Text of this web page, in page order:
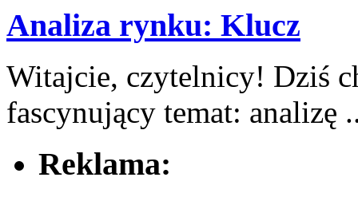
Analiza rynku: Klucz
Witajcie, ⁣czytelnicy! Dziś
fascynujący temat: analizę
Reklama: